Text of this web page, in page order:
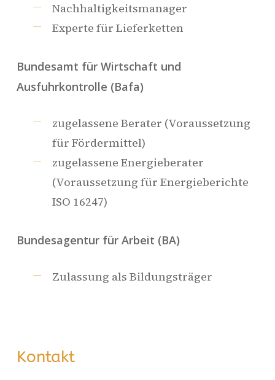
Nachhaltigkeitsmanager
Experte für Lieferketten
Bundesamt für Wirtschaft und
Ausfuhrkontrolle (Bafa)
zugelassene Berater (Voraussetzung
für Fördermittel)
zugelassene Energieberater
(Voraussetzung für Energieberichte
ISO 16247)
Bundesagentur für Arbeit (BA)
Zulassung als Bildungsträger
Kontakt